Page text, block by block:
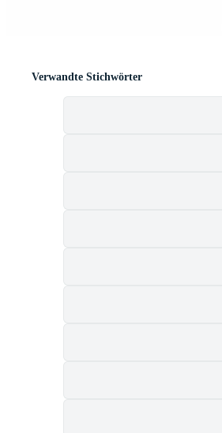
Verwandte Stichwörter